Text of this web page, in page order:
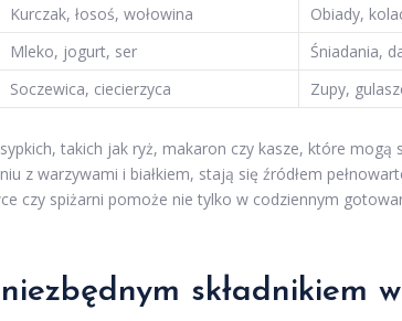
Kurczak, łosoś, wołowina
Obiady,
Mleko, jogurt, ser
Śniadania,
Soczewica, ciecierzyca Zupy,
takich jak ryż, makaron czy kasze, które mogą
z warzywami i białkiem, stają się źródłem
czy spiżarni pomoże nie tylko w codziennym
składnikiem